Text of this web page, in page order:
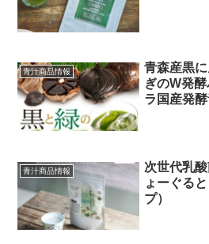
青汁商品情報
青森産黒
ぎのW発
ラ国産発酵
青汁商品情報
次世代乳
ょーぐる
プ）